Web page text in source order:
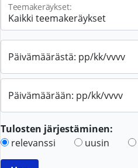
Teemakeräykset:
Päivämäärästä: pp/kk/vvvv
Päivämäärään: pp/kk/vvvv
Tulosten järjestäminen:
relevanssi
uusin